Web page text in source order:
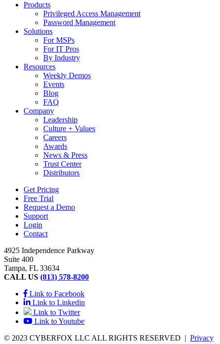
Products
Privileged Access Management
Password Management
Solutions
For MSPs
For IT Pros
By Industry
Resources
Weekly Demos
Events
Blog
FAQ
Company
Leadership
Culture + Values
Careers
Awards
News & Press
Trust Center
Distributors
Get Pricing
Free Trial
Request a Demo
Support
Login
Contact
4925 Independence Parkway
Suite 400
Tampa, FL 33634
CALL US (813) 578-8200
Link to Facebook
Link to Linkedin
Link to Twitter
Link to Youtube
© 2023 CYBERFOX LLC ALL RIGHTS RESERVED | Privacy